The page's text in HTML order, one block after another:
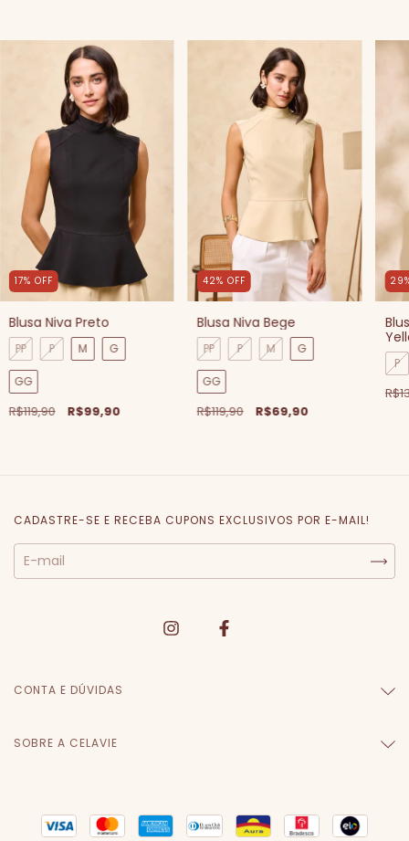
17% OFF
Blusa Niva Preto
PP P M G
GG
R$119,90 R$99,90
42% OFF
Blusa Niva Bege
PP P M G
GG
R$119,90 R$69,90
29
P
CADASTRE-SE E RECEBA CUPONS EXCLUSIVOS POR E-MAIL!
CONTA E DÚVIDAS
SOBRE A CELAVIE